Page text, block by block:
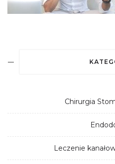
Chirurgia
Leczenie